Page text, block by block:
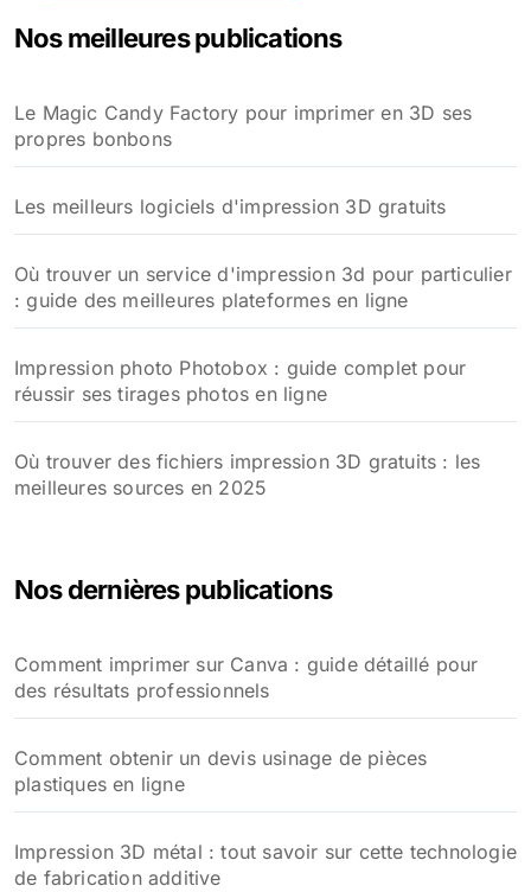
Nos meilleures publications
Le Magic Candy Factory pour imprimer en 3D ses
propres bonbons
Les meilleurs logiciels d'impression 3D gratuits
Où trouver un service d'impression 3d pour particulier
: guide des meilleures plateformes en ligne
Impression photo Photobox : guide complet pour
réussir ses tirages photos en ligne
Où trouver des fichiers impression 3D gratuits : les
meilleures sources en 2025
Nos dernières publications
Comment imprimer sur Canva : guide détaillé pour
des résultats professionnels
Comment obtenir un devis usinage de pièces
plastiques en ligne
Impression 3D métal : tout savoir sur cette technologie
de fabrication additive